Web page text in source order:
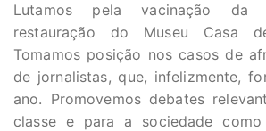
Lutamos pela vacinação da
restauração do Museu Casa
Tomamos posição nos casos de
de jornalistas, que, infelizmente,
ano. Promovemos debates
classe e para a sociedade